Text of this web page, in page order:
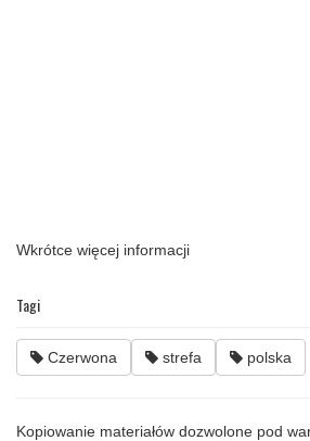
Wkrótce więcej informacji
Tagi
Czerwona strefa polska
Kopiowanie materiałów dozwolone pod